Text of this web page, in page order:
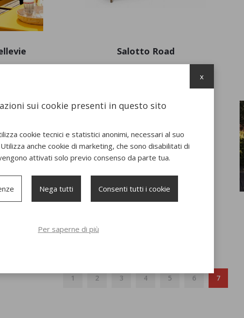
Salotto Road
1 2 3 4 5 6 7
sui cookie presenti in questo sito
cookie tecnici e statistici anonimi, necessari al suo
anche cookie di marketing, che sono disabilitati di
attivati solo previo consenso da parte tua.
Nega tutti Consenti tutti i cookie
Per saperne di più
x